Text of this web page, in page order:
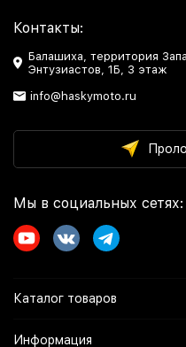
Контакты:
Балашиха, территория
Энтузиастов, 1Б, 3 этаж
info@haskymoto.ru
Мы в социальных сетях:
Каталог товаров
Информация